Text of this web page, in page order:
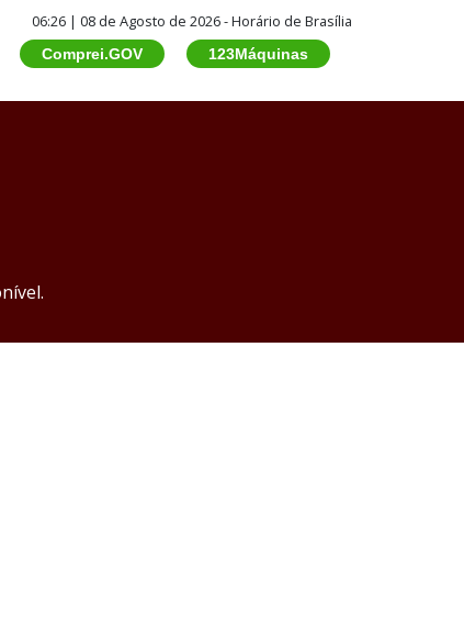
06:26 | 08 de Agosto de 2026 - Horário de Brasília
Comprei.GOV 123Máquinas